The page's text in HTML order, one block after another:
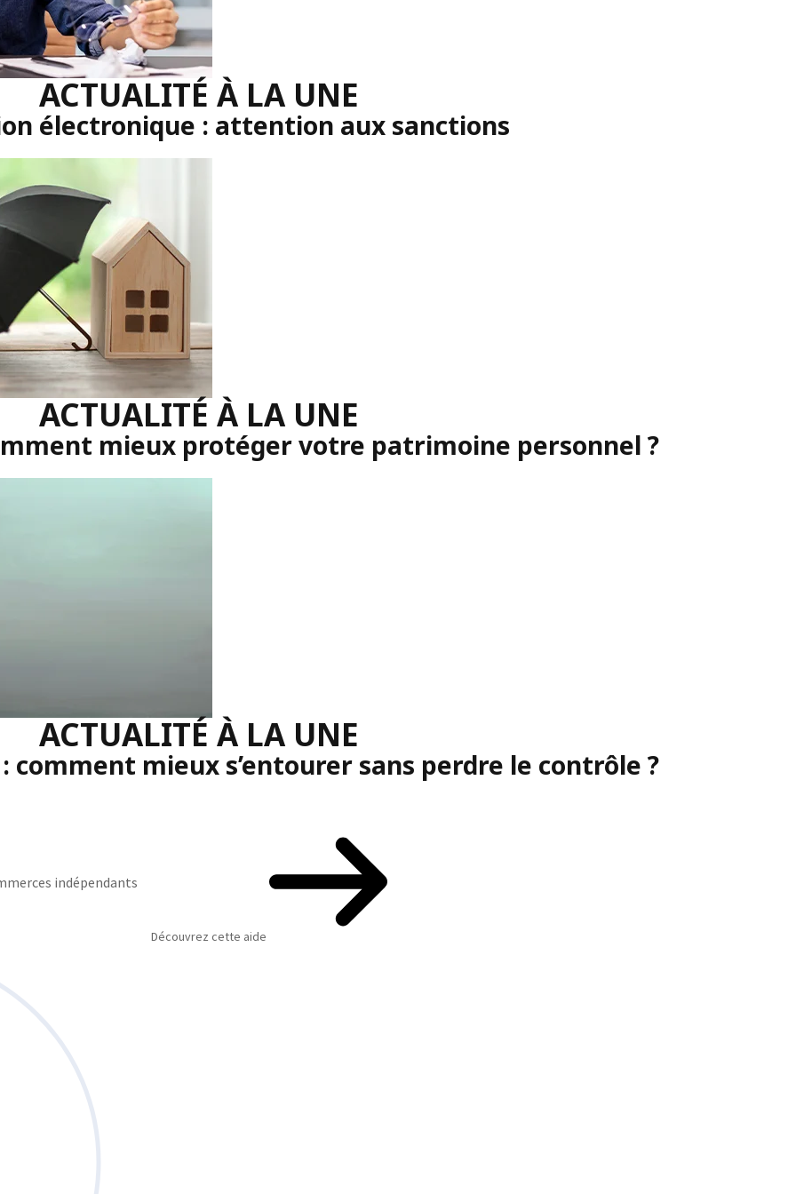
ACTUALITÉ À LA UNE
électronique : attention aux sanctions
ACTUALITÉ À LA UNE
mieux protéger votre patrimoine personnel ?
ACTUALITÉ À LA UNE
comment mieux s’entourer sans perdre le contrôle ?
indépendants
Découvrez cette aide